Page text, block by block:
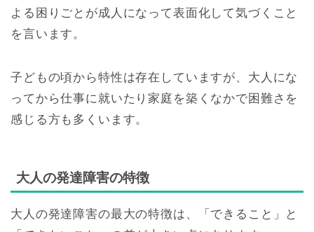
よる困りごとが成人になって表面化して気づくこと
を言います。
子どもの頃から特性は存在していますが、大人にな
ってから仕事に就いたり家庭を築くなかで困難さを
感じる方も多くいます。
大人の発達障害の特徴
大人の発達障害の最大の特徴は、「できること」と